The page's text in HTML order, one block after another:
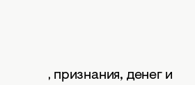
славы, признания, денег и